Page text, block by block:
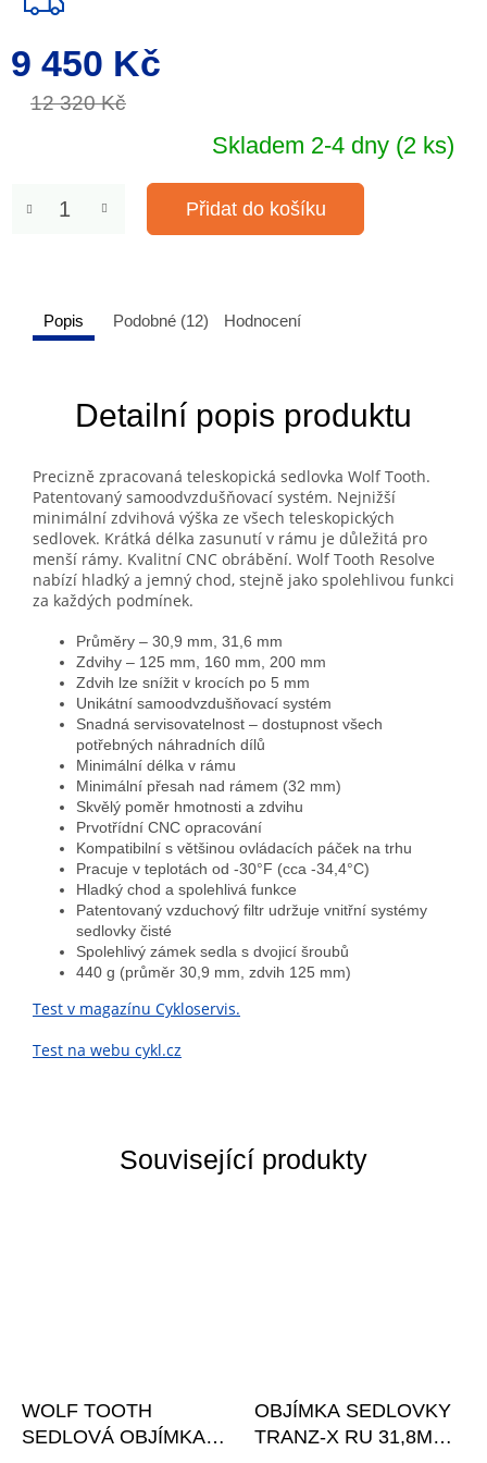
12 320 Kč
9 450 Kč
Měrná
cena:
Skladem 2-4 dny (2 ks)
Přidat do košíku
Související produkty
WOLF TOOTH
SEDLOVÁ OBJÍMKA
OBJÍMKA SEDLOVKY
TRANZ-X RU 31,8MM
Popis Podobné (12) Hodnocení
Detailní popis produktu
Precizně zpracovaná teleskopická sedlovka Wolf Tooth.
Patentovaný samoodvzdušňovací systém. Nejnižší
minimální zdvihová výška ze všech teleskopických
sedlovek. Krátká délka zasunutí v rámu je důležitá pro
menší rámy. Kvalitní CNC obrábění. Wolf Tooth Resolve
nabízí hladký a jemný chod, stejně jako spolehlivou funkci
za každých podmínek.
Průměry – 30,9 mm, 31,6 mm
Zdvihy – 125 mm, 160 mm, 200 mm
Zdvih lze snížit v krocích po 5 mm
Unikátní samoodvzdušňovací systém
Snadná servisovatelnost – dostupnost všech
potřebných náhradních dílů
Minimální délka v rámu
Minimální přesah nad rámem (32 mm)
Skvělý poměr hmotnosti a zdvihu
Prvotřídní CNC opracování
Kompatibilní s většinou ovládacích páček na trhu
Pracuje v teplotách od -30°F (cca -34,4°C)
Hladký chod a spolehlivá funkce
Patentovaný vzduchový filtr udržuje vnitřní systémy
sedlovky čisté
Spolehlivý zámek sedla s dvojicí šroubů
440 g (průměr 30,9 mm, zdvih 125 mm)
Test v magazínu Cykloservis.
Test na webu cykl.cz